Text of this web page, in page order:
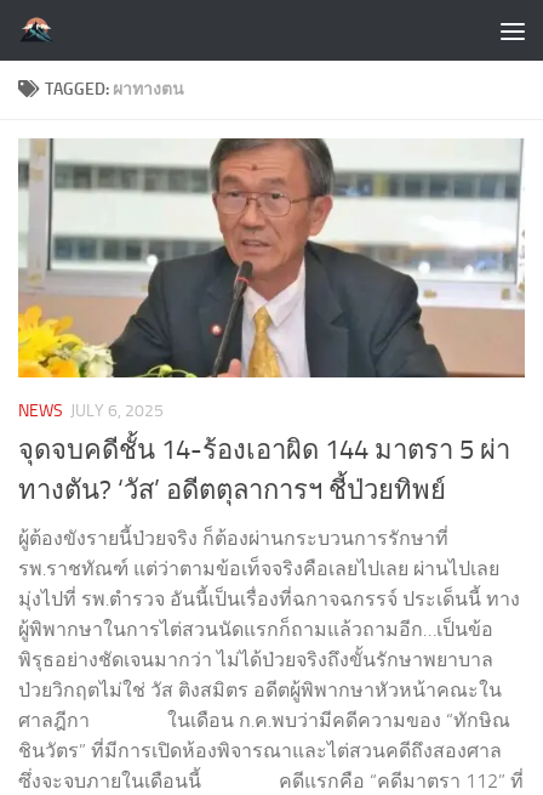
Skip to content
TAGGED: ผาทางตน
NEWS JULY 6, 2025
จุดจบคดีชั้น 14-ร้องเอาผิด 144 มาตรา 5 ผ่า
ทางตัน? ‘วัส’ อดีตตุลาการฯ ชี้ป่วยทิพย์
ผู้ต้องขังรายนี้ป่วยจริง ก็ต้องผ่านกระบวนการรักษาที่
รพ.ราชทัณฑ์ แต่ว่าตามข้อเท็จจริงคือเลยไปเลย ผ่านไปเลย
มุ่งไปที่ รพ.ตำรวจ อันนี้เป็นเรื่องที่ฉกาจฉกรรจ์ ประเด็นนี้ ทาง
ผู้พิพากษาในการไต่สวนนัดแรกก็ถามแล้วถามอีก…เป็นข้อ
พิรุธอย่างชัดเจนมากว่า ไม่ได้ป่วยจริงถึงขั้นรักษาพยาบาล
ป่วยวิกฤตไม่ใช่ วัส ติงสมิตร อดีตผู้พิพากษาหัวหน้าคณะใน
ศาลฎีกา ในเดือน ก.ค.พบว่ามีคดีความของ “ทักษิณ
ชินวัตร” ที่มีการเปิดห้องพิจารณาและไต่สวนคดีถึงสองศาล
ซึ่งจะจบภายในเดือนนี้ คดีแรกคือ “คดีมาตรา 112” ที่